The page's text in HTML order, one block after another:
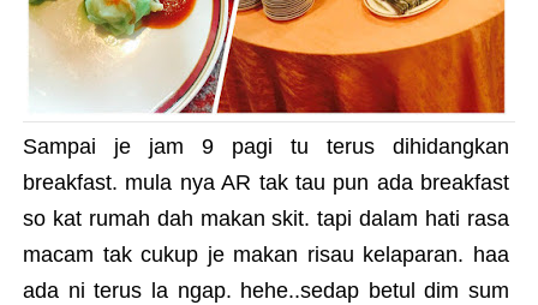
Sampai je jam 9 pagi tu terus dihidangkan
breakfast. mula nya AR tak tau pun ada breakfast
so kat rumah dah makan skit. tapi dalam hati rasa
macam tak cukup je makan risau kelaparan. haa
ada ni terus la ngap. hehe..sedap betul dim sum